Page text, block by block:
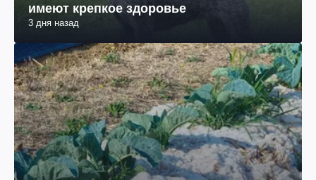
имеют крепкое здоровье
3 дня назад